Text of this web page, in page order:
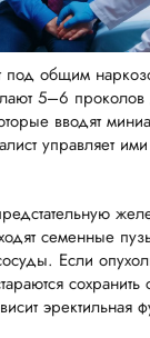
под общим
5–6 проколов
вводят
управляет
семенные
Если
сохранить
эректильная